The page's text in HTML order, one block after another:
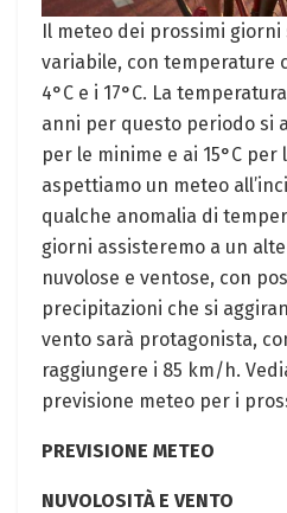
Il meteo dei prossimi
variabile, con temperature
4°C e i 17°C. La
anni per questo periodo si
per le minime e ai 15°C
aspettiamo un meteo
qualche anomalia di
giorni assisteremo a un
nuvolose e ventose, con
precipitazioni che si
vento sarà protagonista,
raggiungere i 85 km/h.
previsione meteo per i
PREVISIONE METEO
NUVOLOSITÀ E VENTO